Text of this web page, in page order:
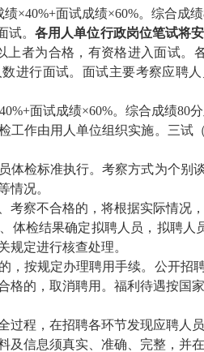
×40%+面试成绩×60%。 综合成
试。 各用人单位行政岗位笔试将
上者为合格，有资格进入面试。
进行面试。面试主要考察应聘
面试成绩×60%。 综合成绩80
工作由用人单位组织实施。三试
体检标准执行。考察方式为个别
情况。
考察不合格的，将根据实际情况
体检结果确定拟聘人员，拟聘
规定进行核查处理。
，按规定办理聘用手续。公开招
格的，取消聘用。福利待遇按国
过程，在招聘各环节发现应聘人
及信息须真实、准确、完整，并